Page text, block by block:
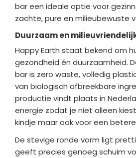
bar een ideale optie voor
zachte, pure en milieubewuste
Duurzaam en
Happy Earth staat bekend om
gezondheid én duurzaamheid.
bar is zero waste, volledig
van biologisch afbreekbare
productie vindt plaats in
energie zodat je niet alleen
kindje maar ook voor een
De stevige ronde vorm ligt
geeft precies genoeg schuim